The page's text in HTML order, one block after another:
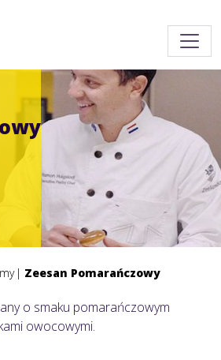
Zeesan Pomarańczowy
o smaku pomarańczowym
owocowymi.